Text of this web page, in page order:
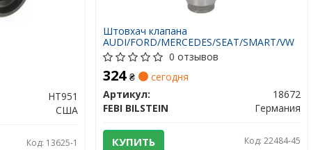
HT951
США
Код: 13625-1
Штовхач клапана
AUDI/FORD/MERCEDES/SEAT/SMART/VW
0 отзывов
324₴
сегодня
Артикул:
18672
FEBI BILSTEIN
Германия
КУПИТЬ Код: 22484-45